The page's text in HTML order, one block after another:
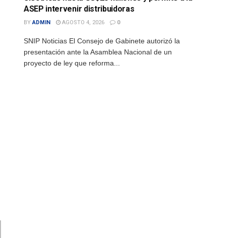
ASEP intervenir distribuidoras
BY ADMIN AGOSTO 4, 2026 0
SNIP Noticias El Consejo de Gabinete autorizó la
presentación ante la Asamblea Nacional de un
proyecto de ley que reforma...